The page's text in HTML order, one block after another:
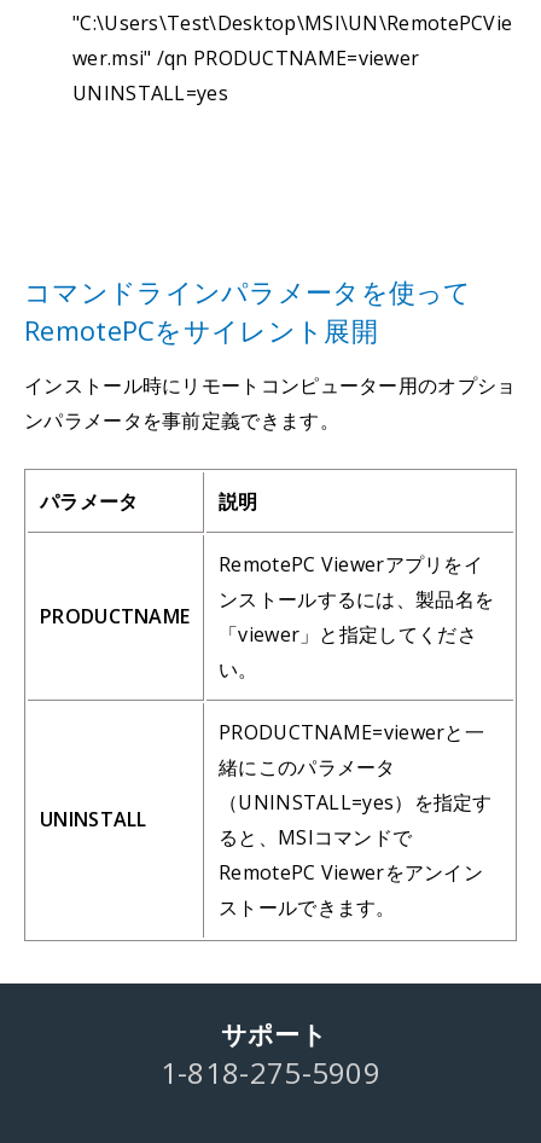
"C:\Users\Test\Desktop\MSI\UN\RemotePCVie
wer.msi" /qn PRODUCTNAME=viewer
UNINSTALL=yes
コマンドラインパラメータを使って
RemotePCをサイレント展開
インストール時にリモートコンピューター用のオプショ
ンパラメータを事前定義できます。
パラメータ 説明
PRODUCTNAME
RemotePC Viewerアプリをイ
ンストールするには、製品名を
「viewer」と指定してくださ
い。
UNINSTALL
PRODUCTNAME=viewerと一
緒にこのパラメータ
（UNINSTALL=yes）を指定す
ると、MSIコマンドで
RemotePC Viewerをアンイン
ストールできます。
サポート
1-818-275-5909